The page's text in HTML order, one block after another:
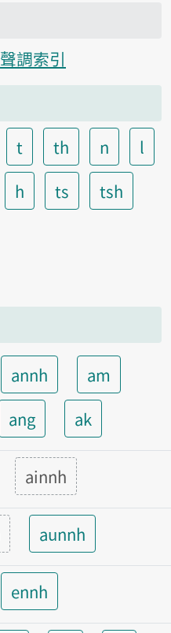
聲調索引
t th n
l
h ts
tsh
annh
am
ang ak
ainnh
aunnh
ennh